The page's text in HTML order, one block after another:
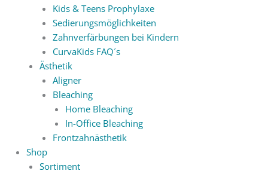
Kids & Teens Prophylaxe
Sedierungsmöglichkeiten
Zahnverfärbungen bei Kindern
CurvaKids FAQ´s
Ästhetik
Aligner
Bleaching
Home Bleaching
In-Office Bleaching
Frontzahnästhetik
Shop
Sortiment